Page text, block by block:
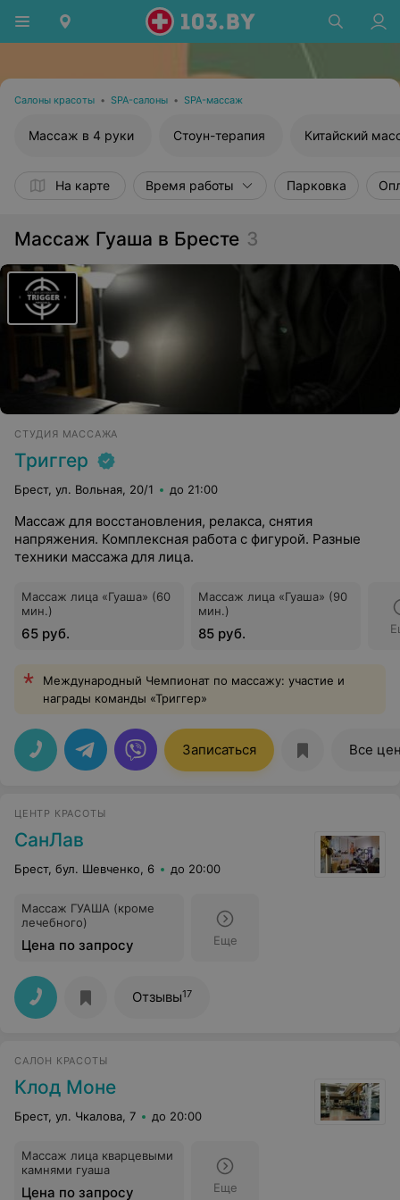
Салоны красоты • SPA-салоны • SPA-массаж
Массаж в 4 руки Стоун-терапия Китайский
На карте Время работы Парковка
Массаж Гуаша в Бресте 3
СТУДИЯ МАССАЖА
Триггер
Брест, ул. Вольная, 20/1 до 21:00
Массаж для восстановления, релакса, снятия
напряжения. Комплексная работа с фигурой. Разные
техники массажа для лица.
Массаж лица «Гуаша» (60
мин.)
65 руб.
Массаж лица «Гуаша» (90
мин.)
85 руб.
Международный Чемпионат по массажу: участие и
награды команды «Триггер»
Записаться Все
ЦЕНТР КРАСОТЫ
СанЛав
Брест, бул. Шевченко, 6 до 20:00
Массаж ГУАША (кроме
лечебного)
Цена по запросу Еще
Отзывы17
САЛОН КРАСОТЫ
Клод Моне
Брест, ул. Чкалова, 7 до 20:00
Массаж лица кварцевыми
камнями гуаша
Цена по запросу Еще